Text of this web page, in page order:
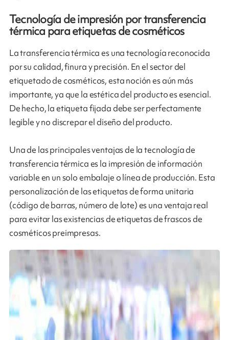
Tecnología de impresión por transferencia
térmica para etiquetas de cosméticos
La transferencia térmica es una tecnología reconocida
por su calidad, finura y precisión. En el sector del
etiquetado de cosméticos, esta noción es aún más
importante, ya que la estética del producto es esencial.
De hecho, la etiqueta fijada debe ser perfectamente
legible y no discrepar el diseño del producto.
Una de las principales ventajas de la tecnología de
transferencia térmica es la impresión de información
variable en un solo embalaje o línea de producción. Esta
personalización de las etiquetas de forma unitaria
(código de barras, número de lote) es una ventaja real
para evitar las existencias de etiquetas de frascos de
cosméticos preimpresas.